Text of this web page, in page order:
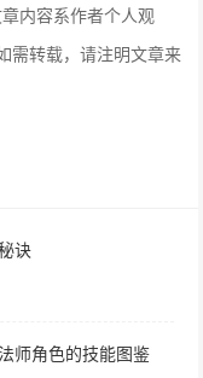
内容系作者个人观
需转载，请注明文章来
诀
师角色的技能图鉴